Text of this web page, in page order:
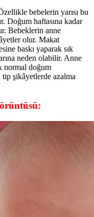
bebelerin yarısı bu
Doğum haftasına kadar
Bebeklerin anne
olur. Makat
baskı yaparak sık
neden olabilir. Anne
normal doğum
şikâyetlerde azalma